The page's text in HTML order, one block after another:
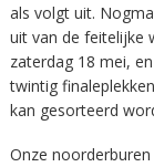
als volgt uit.
uit van de feitelijke
zaterdag 18 mei,
twintig
kan gesorteerd
Onze